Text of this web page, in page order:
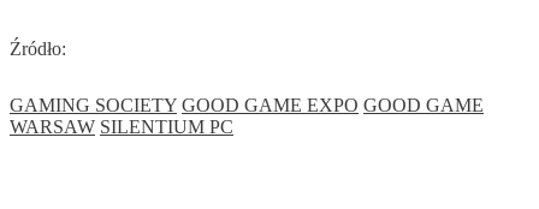
Źródło:
GAMING SOCIETY GOOD GAME EXPO GOOD GAME
WARSAW SILENTIUM PC